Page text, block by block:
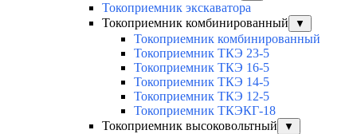
Токоприемник экскаватора
Токоприемник комбинированный
▼
Токоприемник комбинированный
Токоприемник ТКЭ 23-5
Токоприемник ТКЭ 16-5
Токоприемник ТКЭ 14-5
Токоприемник ТКЭ 12-5
Токоприемник ТКЭКГ-18
Токоприемник высоковольтный
▼